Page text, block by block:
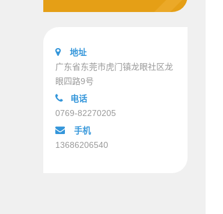
地址
广东省东莞市虎门镇龙眼社区龙
眼四路9号
电话
0769-82270205
手机
13686206540